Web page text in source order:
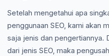
Setelah mengetahui apa
penggunaan SEO, kami akan
saja jenis dan pengertiannya.
dari jenis SEO, maka